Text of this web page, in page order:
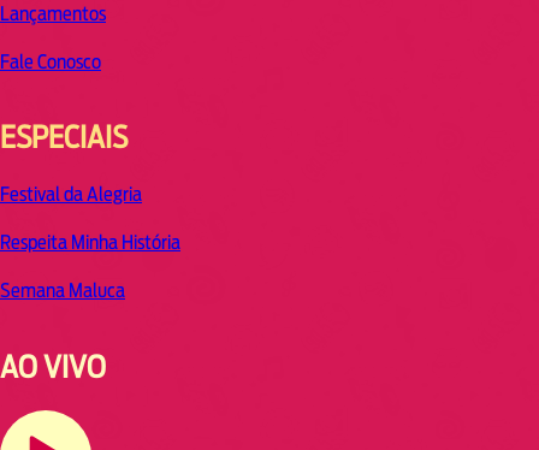
Lançamentos
Fale Conosco
ESPECIAIS
Festival da Alegria
Respeita Minha História
Semana Maluca
AO VIVO